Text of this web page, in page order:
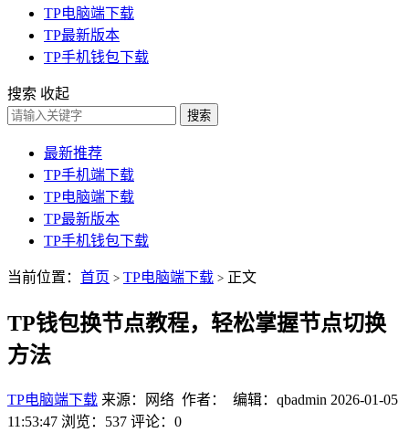
TP电脑端下载
TP最新版本
TP手机钱包下载
搜索 收起
搜索
最新推荐
TP手机端下载
TP电脑端下载
TP最新版本
TP手机钱包下载
当前位置： 首页 > TP电脑端下载 > 正文
TP钱包换节点教程，轻松掌握节点切换
方法
TP电脑端下载 来源：网络 作者： 编辑：qbadmin 2026-01-05
11:53:47 浏览：537 评论：0